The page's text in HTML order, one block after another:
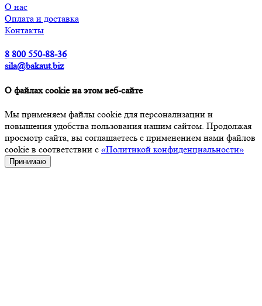
О нас
Оплата и доставка
Контакты
8 800 550-88-36
sila@bakaut.biz
О файлах cookie на этом веб-сайте
Мы применяем файлы cookie для персонализации и
повышения удобства пользования нашим сайтом. Продолжая
просмотр сайта, вы соглашаетесь с применением нами файлов
cookie в соответствии с «Политикой конфиденциальности»
Принимаю